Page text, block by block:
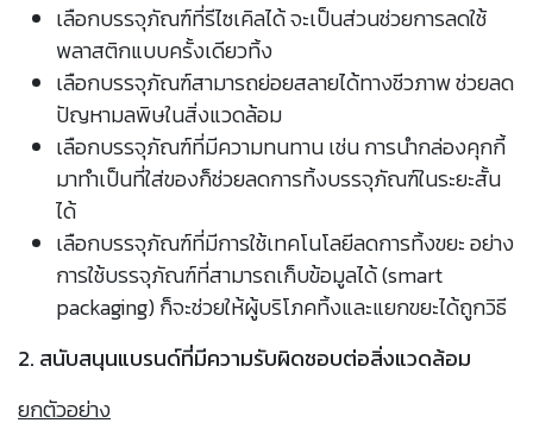
เลือกบรรจุภัณฑ์ที่รีไซเคิลได้ จะเป็นส่วนช่วยการลดใช้
พลาสติกแบบครั้งเดียวทิ้ง
เลือกบรรจุภัณฑ์สามารถย่อยสลายได้ทางชีวภาพ ช่วยลด
ปัญหามลพิษในสิ่งแวดล้อม
เลือกบรรจุภัณฑ์ที่มีความทนทาน เช่น การนำกล่องคุกกี้
มาทำเป็นที่ใส่ของก็ช่วยลดการทิ้งบรรจุภัณฑ์ในระยะสั้น
ได้
เลือกบรรจุภัณฑ์ที่มีการใช้เทคโนโลยีลดการทิ้งขยะ อย่าง
การใช้บรรจุภัณฑ์ที่สามารถเก็บข้อมูลได้ (smart
packaging) ก็จะช่วยให้ผู้บริโภคทิ้งและแยกขยะได้ถูกวิธี
2. สนับสนุนแบรนด์ที่มีความรับผิดชอบต่อสิ่งแวดล้อม
ยกตัวอย่าง